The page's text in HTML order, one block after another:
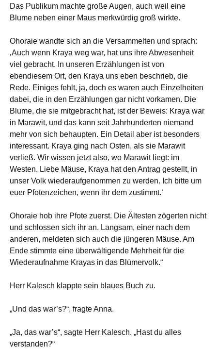
Das Publikum machte große Augen, auch weil eine
Blume neben einer Maus merkwürdig groß wirkte.
Ohoraie wandte sich an die Versammelten und sprach:
‚Auch wenn Kraya weg war, hat uns ihre Abwesenheit
viel gebracht. In unseren Erzählungen ist von
ebendiesem Ort, den Kraya uns eben beschrieb, die
Rede. Einiges fehlt, ja, doch es waren auch Einzelheiten
dabei, die in den Erzählungen gar nicht vorkamen. Die
Blume, die sie mitgebracht hat, ist der Beweis: Kraya war
in Marawit, und das kann seit Jahrhunderten niemand
mehr von sich behaupten. Ein Detail aber ist besonders
interessant. Kraya ging nach Osten, als sie Marawit
verließ. Wir wissen jetzt also, wo Marawit liegt: im
Westen. Liebe Mäuse, Kraya hat den Antrag gestellt, in
unser Volk wiederaufgenommen zu werden. Ich bitte um
euer Pfotenzeichen, wenn ihr dem zustimmt.‘
Ohoraie hob ihre Pfote zuerst. Die Ältesten zögerten nicht
und schlossen sich ihr an. Langsam, einer nach dem
anderen, meldeten sich auch die jüngeren Mäuse. Am
Ende stimmte eine überwältigende Mehrheit für die
Wiederaufnahme Krayas in das Blümervolk.“
Herr Kalesch klappte sein blaues Buch zu.
„Und das war’s?“, fragte Anna.
„Ja, das war’s“, sagte Herr Kalesch. „Hast du alles
verstanden?“